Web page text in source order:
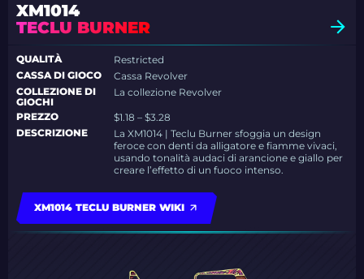
XM1014
TECLU BURNER
QUALITÀ
Restricted
CASSA DI GIOCO
Cassa Revolver
COLLEZIONE DI
GIOCHI
La collezione Revolver
PREZZO
$1.18 – $3.28
DESCRIZIONE
La XM1014 | Teclu Burner sfoggia un design
feroce con denti da alligatore e fiamme vivaci,
usando tonalità audaci di arancione e giallo per
creare l’effetto di un fuoco intenso.
XM1014 TECLU BURNER WIKI